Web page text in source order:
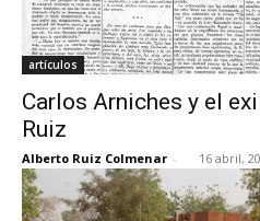
artículos
Carlos Arniches y el
Ruiz
Alberto Ruiz Colmenar - 16 abril,